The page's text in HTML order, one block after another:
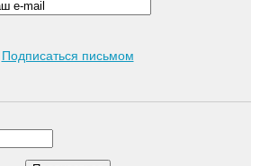
Подписаться письмом